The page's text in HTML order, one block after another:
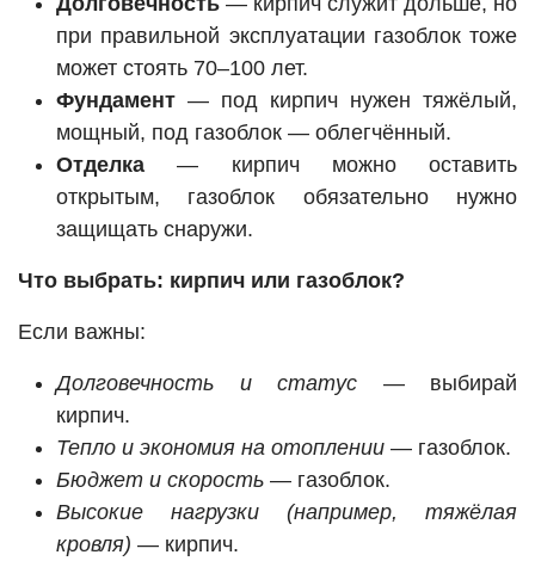
при правильной эксплуатации газоблок тоже
может стоять 70–100 лет.
Фундамент — под кирпич нужен тяжёлый,
мощный, под газоблок — облегчённый.
Отделка — кирпич можно оставить
открытым, газоблок обязательно нужно
защищать снаружи.
Что выбрать: кирпич или газоблок?
Если важны:
Долговечность и статус — выбирай
кирпич.
Тепло и экономия на отоплении — газоблок.
Бюджет и скорость — газоблок.
Высокие нагрузки (например, тяжёлая
кровля) — кирпич.